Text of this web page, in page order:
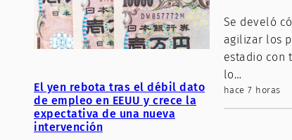
El yen rebota tras el débil dato
de empleo en EEUU y crece la
expectativa de una nueva
intervención
Se develó
agilizar los
estadio con
lo…
hace 7 horas